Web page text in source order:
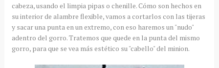
cabeza, usando el limpia pipas o chenille. Cómo son hechos en
su interior de alambre flexible, vamos a cortarlos con las tijeras
y sacar una punta en un extremo, con eso haremos un "nudo"
adentro del gorro. Tratemos que quede en la punta del mismo
gorro, para que se vea más estético su "cabello" del minion.